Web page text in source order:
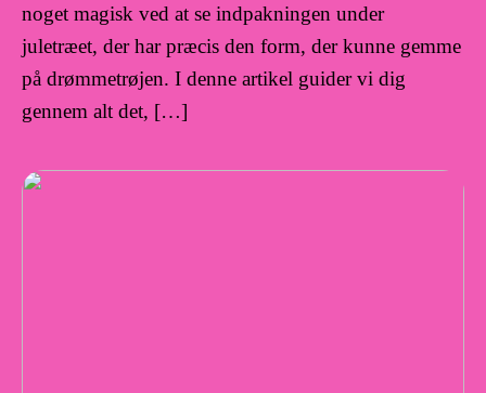
noget magisk ved at se indpakningen under
juletræet, der har præcis den form, der kunne gemme
på drømmetrøjen. I denne artikel guider vi dig
gennem alt det, […]